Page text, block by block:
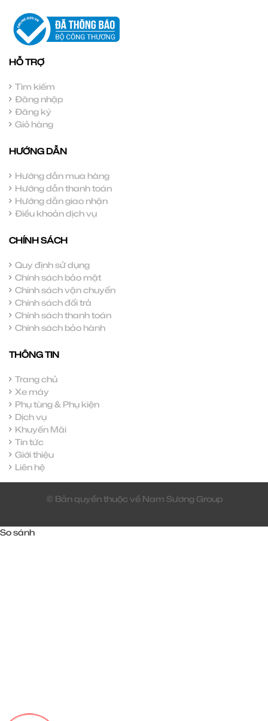
HỖ TRỢ
Tìm kiếm
Đăng nhập
Đăng ký
Giỏ hàng
HƯỚNG DẪN
Hướng dẫn mua hàng
Hướng dẫn thanh toán
Hướng dẫn giao nhận
Điều khoản dịch vụ
CHÍNH SÁCH
Quy định sử dụng
Chính sách bảo mật
Chính sách vận chuyển
Chính sách đổi trả
Chính sách thanh toán
Chính sách bảo hành
THÔNG TIN
Trang chủ
Xe máy
Phụ tùng & Phụ kiện
Dịch vụ
Khuyến Mãi
Tin tức
Giới thiệu
Liên hệ
© Bản quyền thuộc về Nam Sương Group
So sánh